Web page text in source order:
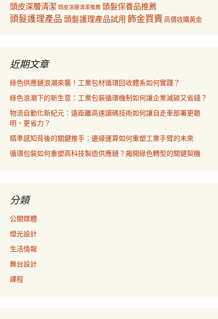
頭皮深層清潔 頭皮深層清潔推薦 頭髮保養品推薦
頭髮護理產品 頭髮護理產品試用 飾金買賣 高價收購黃金
近期文章
綠色供應鏈浪潮來襲！工業包材循環回收體系如何實踐？
綠色浪潮下的新生意：工業包裝循環機制如何讓企業減碳又省錢？
物流自動化新紀元：遠距離高速讀碼技術如何讓自走車部署更聰
明、更省力？
精準感知背後的關鍵推手：邊緣運算如何重塑工業手臂的未來
循環包裝如何重塑高科技製造供應鏈？揭開綠色轉型的關鍵契機
分類
公關媒體
燈光設計
生活情報
舞台設計
課程